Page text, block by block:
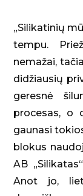
„Silikatinių
tempu.
nemažai,
didžiausių
geresnė
procesas, o
gaunasi
blokus
AB
Anot jo,